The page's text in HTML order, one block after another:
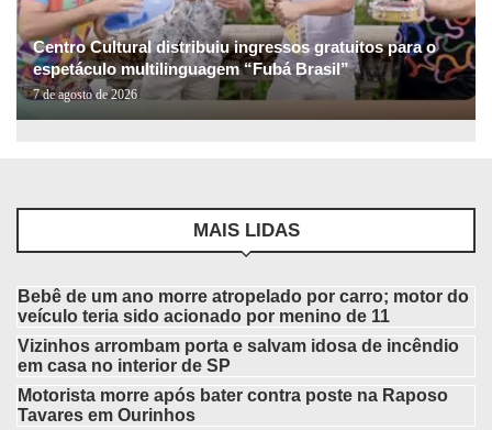
Centro Cultural distribuiu ingressos gratuitos para o
espetáculo multilinguagem “Fubá Brasil”
7 de agosto de 2026
MAIS LIDAS
Bebê de um ano morre atropelado por carro; motor do
veículo teria sido acionado por menino de 11
Vizinhos arrombam porta e salvam idosa de incêndio
em casa no interior de SP
Motorista morre após bater contra poste na Raposo
Tavares em Ourinhos